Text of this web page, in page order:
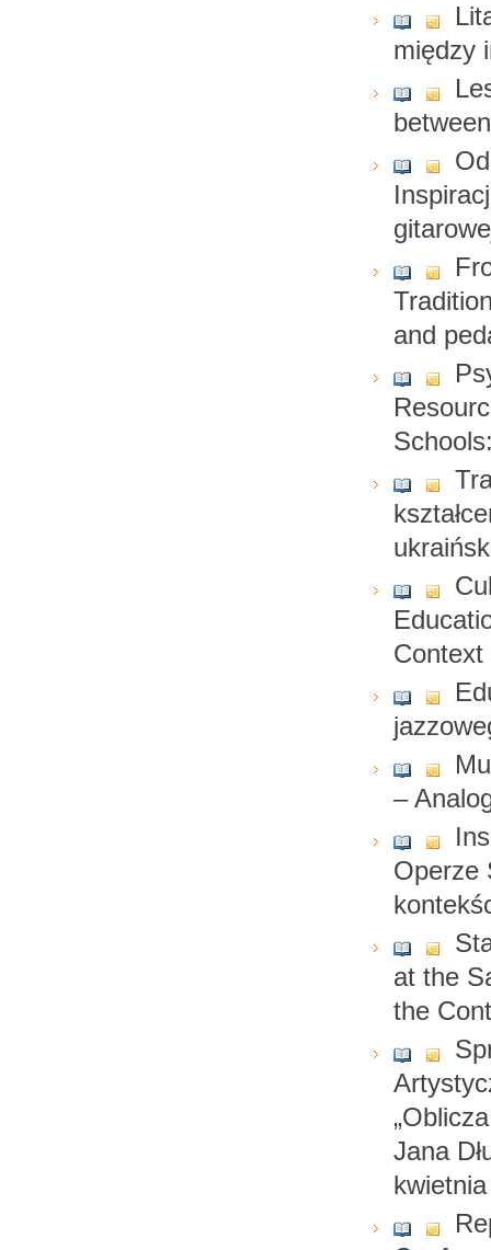
między
and
Context
–
Operze
at the
the
Jana